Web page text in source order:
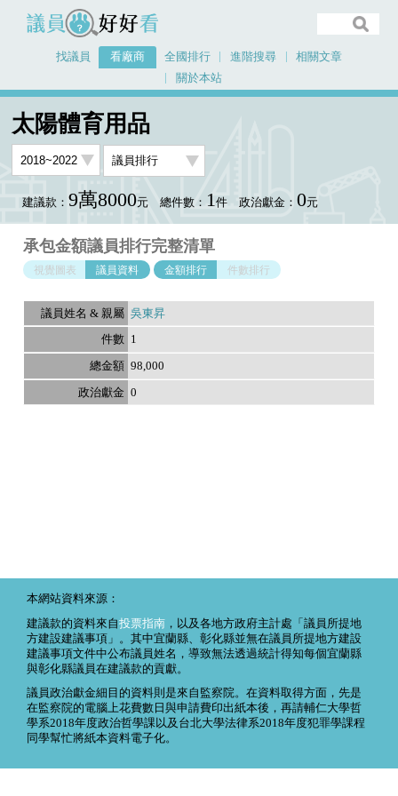
議員好好看
找議員 看廠商 全國排行 進階搜尋
相關文章
關於本站
太陽體育用品
太陽體育用品
建議款： 9萬8000元 總件數： 1件 政治獻金： 0元
承包金額議員排行完整清單
視覺圖表 議員資料 金額排行 件數排行
吳東昇
1
98,000
0
本網站資料來源：
建議款的資料來自投票指南 ，以及各地方政府主計處「議員所提地
方建設建議事項」。其中宜蘭縣、彰化縣並無在議員所提地方建設
建議事項文件中公布議員姓名，導致無法透過統計得知每個宜蘭縣
與彰化縣議員在建議款的貢獻。
議員政治獻金細目的資料則是來自監察院。在資料取得方面，先是
在監察院的電腦上花費數日與申請費印出紙本後，再請輔仁大學哲
學系2018年度政治哲學課以及台北大學法律系2018年度犯罪學課程
同學幫忙將紙本資料電子化。